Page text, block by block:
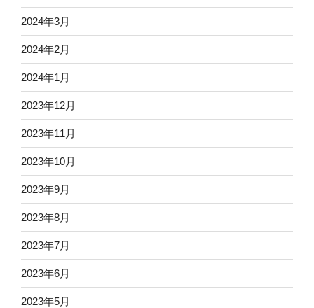
2024年3月
2024年2月
2024年1月
2023年12月
2023年11月
2023年10月
2023年9月
2023年8月
2023年7月
2023年6月
2023年5月